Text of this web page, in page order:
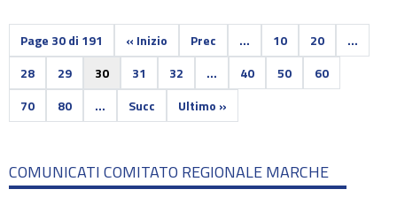
Page 30 di 191 « Inizio Prec ... 10 20
...
28
29 30 31 32 ... 40 50
60
70
80 ... Succ Ultimo »
COMUNICATI COMITATO REGIONALE MARCHE